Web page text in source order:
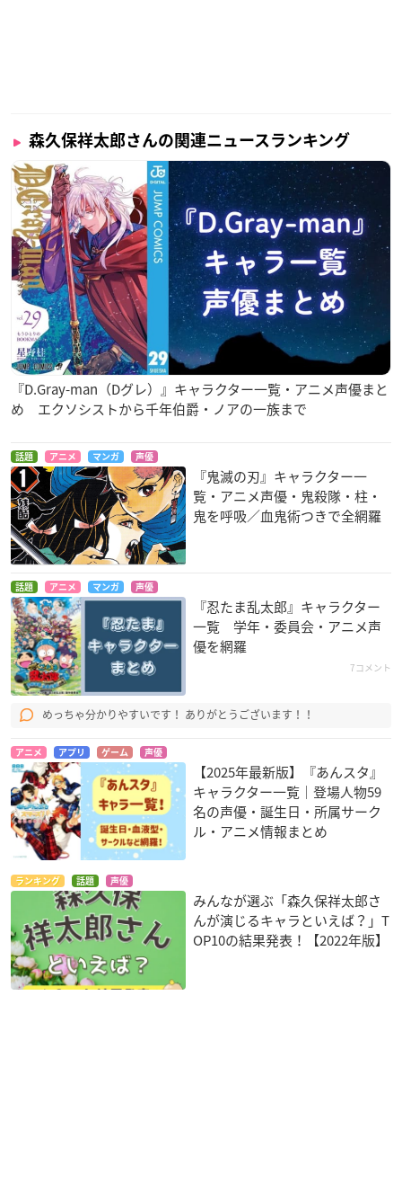
森久保祥太郎さんの関連ニュースランキング
『D.Gray-man（Dグレ）』キャラクター一覧・アニメ声優まと
め エクソシストから千年伯爵・ノアの一族まで
話題 アニメ マンガ 声優
『鬼滅の刃』キャラクター一
覧・アニメ声優・鬼殺隊・柱・
鬼を呼吸／血鬼術つきで全網羅
話題 アニメ マンガ 声優
『忍たま乱太郎』キャラクター
一覧 学年・委員会・アニメ声
優を網羅
7コメント
めっちゃ分かりやすいです！ ありがとうございます！！
アニメ アプリ ゲーム 声優
【2025年最新版】『あんスタ』
キャラクター一覧｜登場人物59
名の声優・誕生日・所属サーク
ル・アニメ情報まとめ
ランキング 話題 声優
みんなが選ぶ「森久保祥太郎さ
んが演じるキャラといえば？」T
OP10の結果発表！【2022年版】